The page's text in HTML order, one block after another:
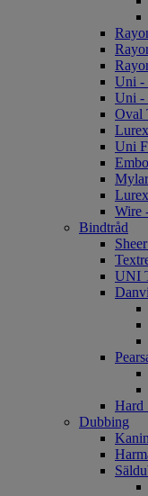
Uni -
Uni -
Oval
Uni
Wire
Bindtråd
UNI
Hard
Dubbing